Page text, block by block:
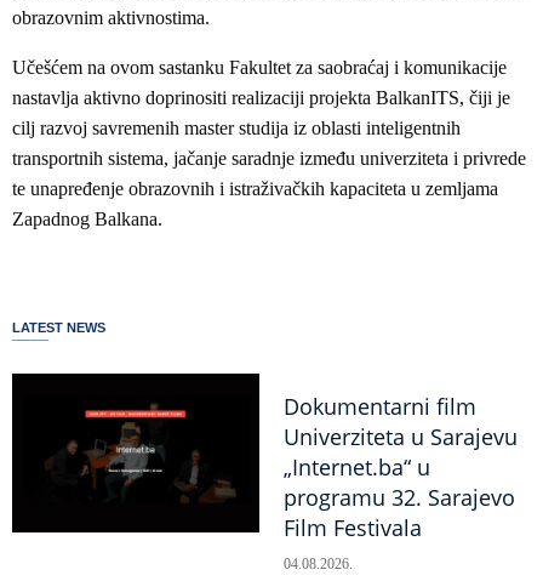
obrazovnim aktivnostima.
Učešćem na ovom sastanku Fakultet za saobraćaj i komunikacije
nastavlja aktivno doprinositi realizaciji projekta BalkanITS, čiji je
cilj razvoj savremenih master studija iz oblasti inteligentnih
transportnih sistema, jačanje saradnje između univerziteta i privrede
te unapređenje obrazovnih i istraživačkih kapaciteta u zemljama
Zapadnog Balkana.
LATEST NEWS
Dokumentarni film
Univerziteta u Sarajevu
„Internet.ba“ u
programu 32. Sarajevo
Film Festivala
04.08.2026.